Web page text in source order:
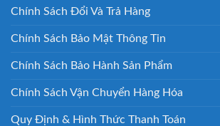
Chính Sách Đổi Và Trả Hàng
Chính Sách Bảo Mật Thông Tin
Chính Sách Bảo Hành Sản Phẩm
Chính Sách Vận Chuyển Hàng Hóa
Quy Định & Hình Thức Thanh Toán